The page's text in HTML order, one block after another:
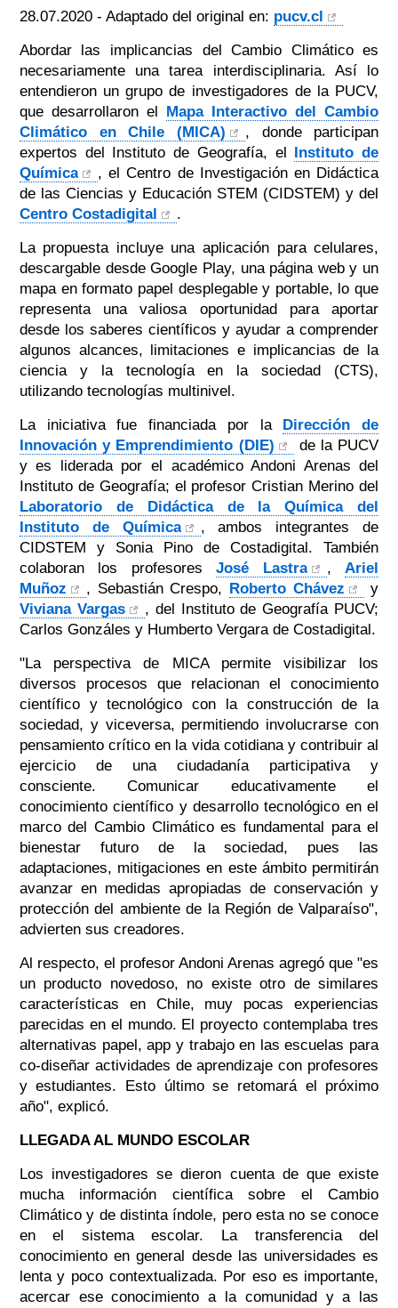
28.07.2020 - Adaptado del original en: pucv.cl
Abordar las implicancias del Cambio Climático es
necesariamente una tarea interdisciplinaria. Así lo
entendieron un grupo de investigadores de la PUCV,
que desarrollaron el
Mapa Interactivo del Cambio
Climático en Chile (MICA)
, donde participan
expertos del Instituto de Geografía, el
Instituto de
Química
, el Centro de Investigación en Didáctica
de las Ciencias y Educación STEM (CIDSTEM) y del
Centro Costadigital
.
La propuesta incluye una aplicación para celulares,
descargable desde Google Play, una página web y un
mapa en formato papel desplegable y portable, lo que
representa una valiosa oportunidad para aportar
desde los saberes científicos y ayudar a comprender
algunos alcances, limitaciones e implicancias de la
ciencia y la tecnología en la sociedad (CTS),
utilizando tecnologías multinivel.
La iniciativa fue financiada por la
Dirección de
Innovación y Emprendimiento (DIE)
de la PUCV
y es liderada por el académico Andoni Arenas del
Instituto de Geografía; el profesor Cristian Merino del
Laboratorio de Didáctica de la Química del
Instituto de Química
, ambos integrantes de
CIDSTEM y Sonia Pino de Costadigital. También
colaboran los profesoresJosé Lastra ,Ariel
Muñoz
, Sebastián Crespo, Roberto Chávez
y
Viviana Vargas
, del Instituto de Geografía PUCV;
Carlos Gonzáles y Humberto Vergara de Costadigital.
"La perspectiva de MICA permite visibilizar los
diversos procesos que relacionan el conocimiento
científico y tecnológico con la construcción de la
sociedad, y viceversa, permitiendo involucrarse con
pensamiento crítico en la vida cotidiana y contribuir al
ejercicio de una ciudadanía participativa y
consciente. Comunicar educativamente el
conocimiento científico y desarrollo tecnológico en el
marco del Cambio Climático es fundamental para el
bienestar futuro de la sociedad, pues las
adaptaciones, mitigaciones en este ámbito permitirán
avanzar en medidas apropiadas de conservación y
protección del ambiente de la Región de Valparaíso",
advierten sus creadores.
Al respecto, el profesor Andoni Arenas agregó que "es
un producto novedoso, no existe otro de similares
características en Chile, muy pocas experiencias
parecidas en el mundo. El proyecto contemplaba tres
alternativas papel, app y trabajo en las escuelas para
co-diseñar actividades de aprendizaje con profesores
y estudiantes. Esto último se retomará el próximo
año", explicó.
LLEGADA AL MUNDO ESCOLAR
Los investigadores se dieron cuenta de que existe
mucha información científica sobre el Cambio
Climático y de distinta índole, pero esta no se conoce
en el sistema escolar. La transferencia del
conocimiento en general desde las universidades es
lenta y poco contextualizada. Por eso es importante,
acercar ese conocimiento a la comunidad y a las